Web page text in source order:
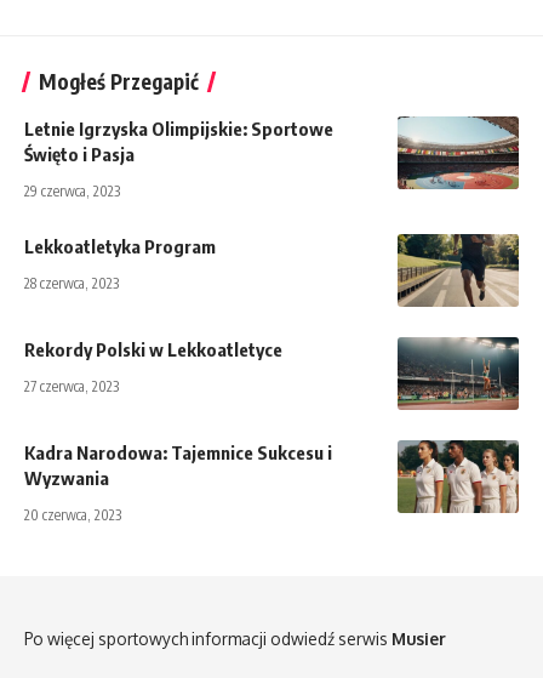
Mogłeś Przegapić
Letnie Igrzyska Olimpijskie: Sportowe
Święto i Pasja
29 czerwca, 2023
Lekkoatletyka Program
28 czerwca, 2023
Rekordy Polski w Lekkoatletyce
27 czerwca, 2023
Kadra Narodowa: Tajemnice Sukcesu i
Wyzwania
20 czerwca, 2023
Po więcej sportowych informacji odwiedź serwis Musier